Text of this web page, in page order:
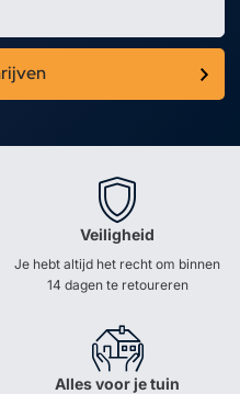
Veiligheid
Je hebt altijd het recht om binnen
14 dagen te retoureren
Alles voor je tuin